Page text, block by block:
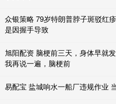
众银策略 79岁特朗普脖子斑驳红
是因握手导致
旭阳配资 脑梗前三天，身体早就
我再说一遍，脑梗前
易配宝 盐城响水一船厂违规作业